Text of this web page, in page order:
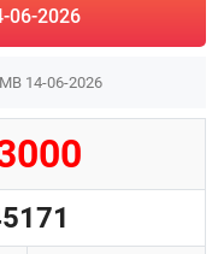
06-2026
14-06-2026